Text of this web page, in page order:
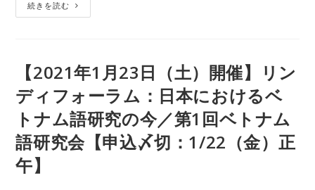
続きを読む
【2021年1月23日（土）開催】リン
ディフォーラム：日本におけるベ
トナム語研究の今／第1回ベトナム
語研究会【申込〆切：1/22（金）正
午】